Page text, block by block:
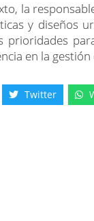
la
y diseños
prioridades
en la
Twitter